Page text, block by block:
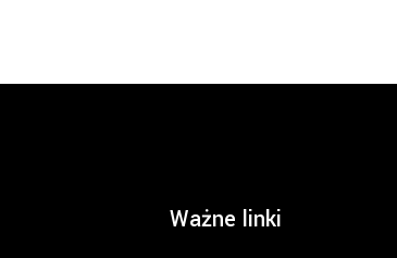
Ważne linki